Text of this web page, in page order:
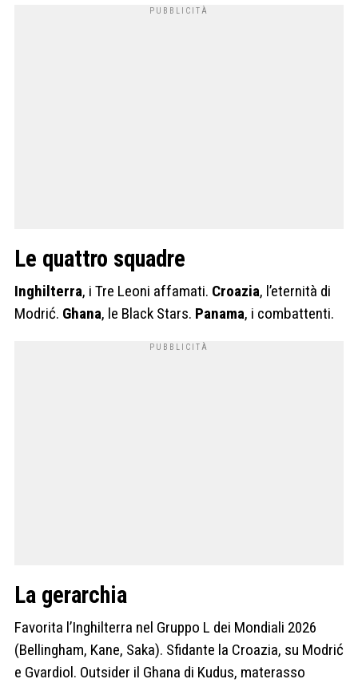
Le quattro squadre
Inghilterra, i Tre Leoni affamati. Croazia, l’eternità di
Modrić. Ghana, le Black Stars. Panama, i combattenti.
La gerarchia
Favorita l’Inghilterra nel Gruppo L dei Mondiali 2026
(Bellingham, Kane, Saka). Sfidante la Croazia, su Modrić
e Gvardiol. Outsider il Ghana di Kudus, materasso